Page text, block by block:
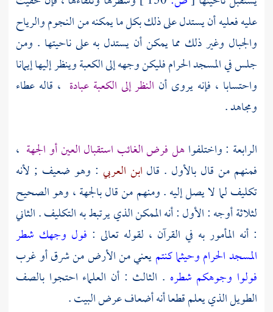
عليه فعليه أن يستدل على ذلك بكل ما يمكنه من النجوم والرياح
والجبال وغير ذلك مما يمكن أن يستدل به على ناحيتها . ومن
جلس فيالمسجد الحرامفليكن وجهه إلىالكعبةوينظر إليها إيمانا
واحتسابا ، فإنه يروى أن النظر إلى الكعبةعبادة ، قاله عطاء
ومجاهد.
الرابعة : واختلفواهل فرض الغائب استقبال العين أو الجهة ،
فمنهم من قال بالأول . قال ابن العربي : وهو ضعيف ; لأنه
تكليف لما لا يصل إليه . ومنهم من قال بالجهة ، وهو الصحيح
لثلاثة أوجه : الأول : أنه الممكن الذي يرتبط به التكليف . الثاني
: أنه المأمور به في القرآن ، لقوله تعالى : فول وجهك شطر
المسجد الحرام وحيثما كنتميعني من الأرض من شرق أو غرب
فولوا وجوهكم شطره . الثالث : أن العلماء احتجوا بالصف
الطويل الذي يعلم قطعا أنه أضعاف عرض البيت .